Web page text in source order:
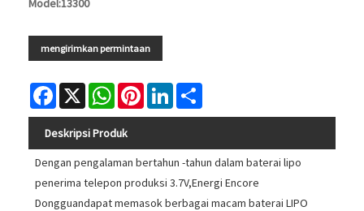
Model:13300
mengirimkan permintaan
Facebook
X WhatsAppPinterestLinkedIn
Deskripsi Produk
Dengan pengalaman bertahun -tahun dalam baterai lipo
penerima telepon produksi 3.7V,Energi Encore
Dongguandapat memasok berbagai macam baterai LIPO